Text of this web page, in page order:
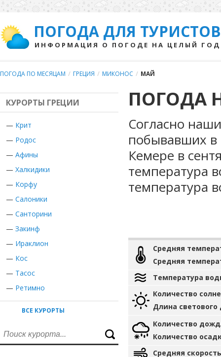
ПОГОДА ДЛЯ ТУРИСТОВ
ИНФОРМАЦИЯ О ПОГОДЕ НА ЦЕЛЫЙ ГОД
ПОГОДА ПО МЕСЯЦАМ / ГРЕЦИЯ / МИКОНОС / МАЙ
КУРОРТЫ ГРЕЦИИ
— Крит
— Родос
— Афины
— Халкидики
— Корфу
— Салоники
— Санторини
— Закинф
— Ираклион
— Кос
— Тасос
— Ретимно
ВСЕ КУРОРТЫ
ПОГОДА
Согласно
побывавших в
Кемере в
температура
температура
Средняя
Средняя
Температура
Количество
Длина светового
Количество
Количество
Средняя